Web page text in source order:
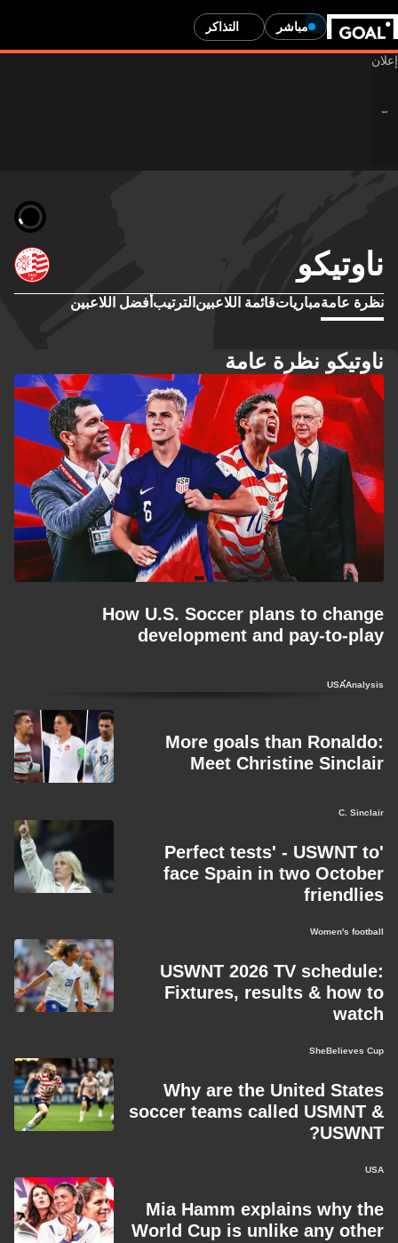
مباشر التذاكر
ناوتيكو
نظرة عامةمبارياتقائمة اللاعبين الترتيب أفضل اللاعبين
ناوتيكو نظرة عامة
How U.S. Soccer plans to change
development and pay-to-play
Analysis
USA
More goals than Ronaldo:
Meet Christine Sinclair
C. Sinclair
'Perfect tests' - USWNT to
face Spain in two October
friendlies
Women's football
USWNT 2026 TV schedule:
Fixtures, results & how to
watch
SheBelieves Cup
Why are the United States
soccer teams called USMNT &
USWNT?
USA
Mia Hamm explains why the
World Cup is unlike any other